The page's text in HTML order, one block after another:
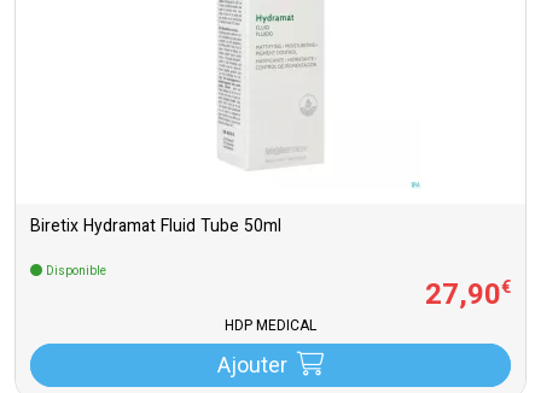
Biretix Hydramat Fluid Tube 50ml
Disponible
27,90€
HDP MEDICAL
Ajouter